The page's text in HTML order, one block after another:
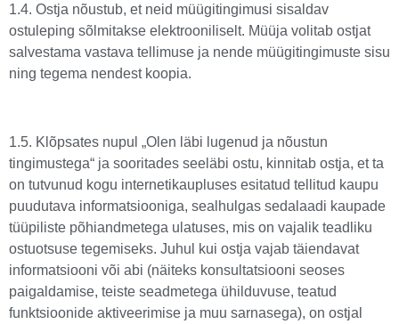
1.4. Ostja nõustub, et neid müügitingimusi sisaldav
ostuleping sõlmitakse elektrooniliselt. Müüja volitab ostjat
salvestama vastava tellimuse ja nende müügitingimuste sisu
ning tegema nendest koopia.
1.5. Klõpsates nupul „Olen läbi lugenud ja nõustun
tingimustega“ ja sooritades seeläbi ostu, kinnitab ostja, et ta
on tutvunud kogu internetikaupluses esitatud tellitud kaupu
puudutava informatsiooniga, sealhulgas sedalaadi kaupade
tüüpiliste põhiandmetega ulatuses, mis on vajalik teadliku
ostuotsuse tegemiseks. Juhul kui ostja vajab täiendavat
informatsiooni või abi (näiteks konsultatsiooni seoses
paigaldamise, teiste seadmetega ühilduvuse, teatud
funktsioonide aktiveerimise ja muu sarnasega), on ostjal